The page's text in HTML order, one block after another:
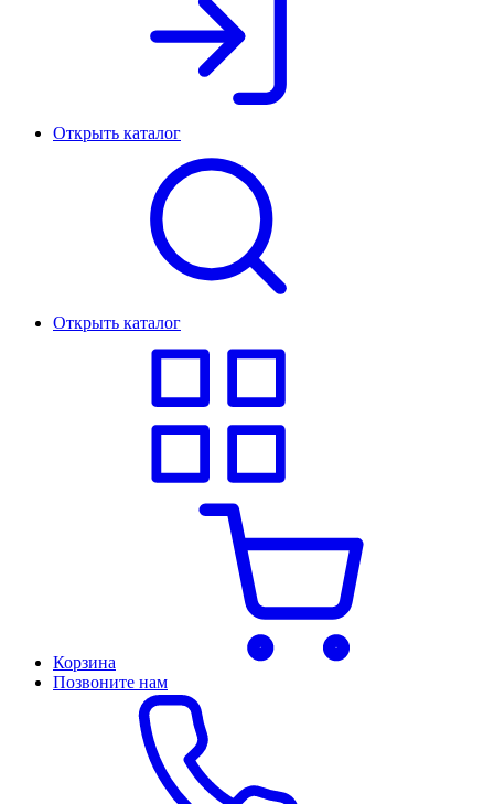
Открыть каталог
Открыть каталог
Корзина
Позвоните нам